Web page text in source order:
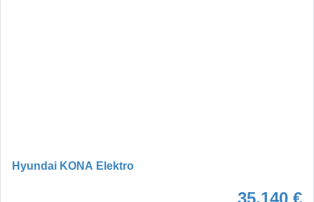
Hyundai KONA Elektro
35.140 €